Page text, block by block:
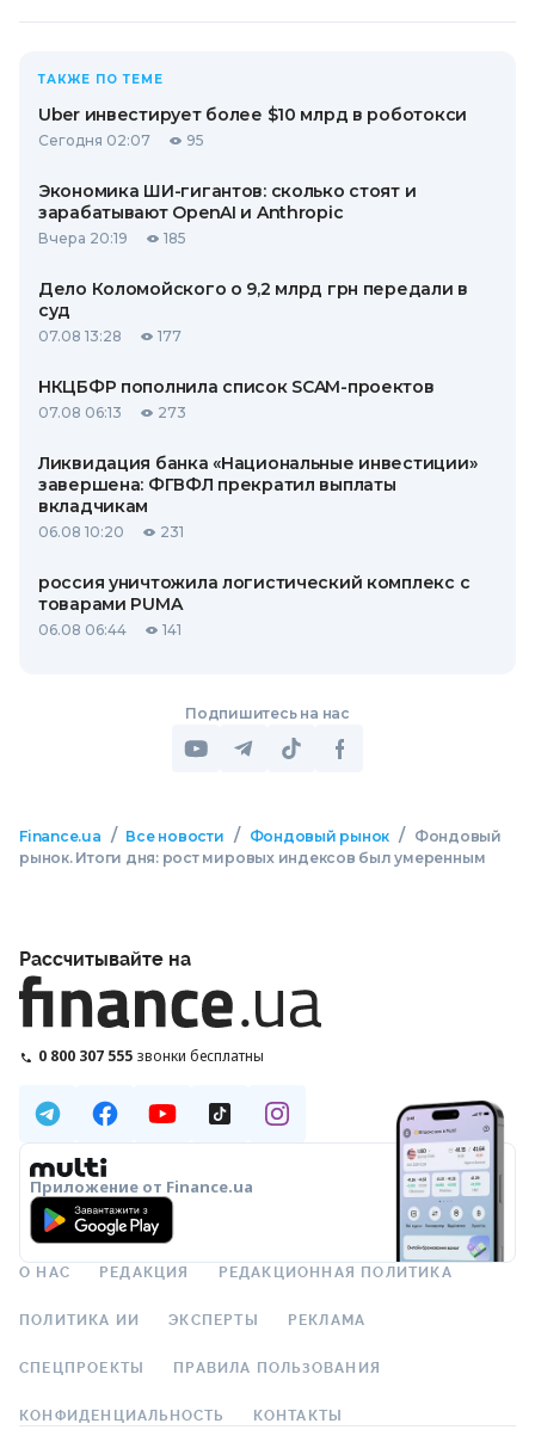
ТАКЖЕ ПО ТЕМЕ
Uber инвестирует более $10 млрд в роботокси
Сегодня 02:07 95
Экономика ШИ-гигантов: сколько стоят и
зарабатывают OpenAI и Anthropic
Вчера 20:19 185
Дело Коломойского о 9,2 млрд грн передали в
суд
07.08 13:28 177
НКЦБФР пополнила список SCAM-проектов
07.08 06:13 273
Ликвидация банка «Национальные инвестиции»
завершена: ФГВФЛ прекратил выплаты
вкладчикам
06.08 10:20 231
россия уничтожила логистический комплекс с
товарами PUMA
06.08 06:44 141
Подпишитесь на нас
Finance.ua / Все новости / Фондовый рынок /
Фондовый
рынок. Итоги дня: рост мировых индексов был умеренным
Рассчитывайте на
0 800 307 555 звонки бесплатны
Приложение от Finance.ua
О НАС РЕДАКЦИЯ РЕДАКЦИОННАЯ ПОЛИТИКА
ПОЛИТИКА ИИ ЭКСПЕРТЫ РЕКЛАМА
СПЕЦПРОЕКТЫ ПРАВИЛА ПОЛЬЗОВАНИЯ
КОНФИДЕНЦИАЛЬНОСТЬ КОНТАКТЫ